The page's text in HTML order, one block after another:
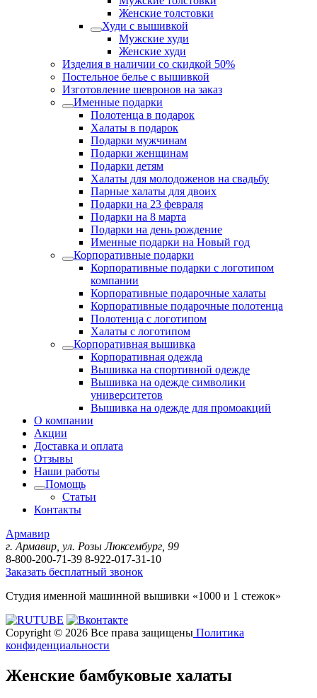
Женские толстовки
Худи с вышивкой
Мужские худи
Женские худи
Изделия в наличии со скидкой 50%
Постельное белье с вышивкой
Изготовление шевронов на заказ
Именные подарки
Полотенца в подарок
Халаты в подарок
Подарки мужчинам
Подарки женщинам
Подарки детям
Халаты для молодоженов на свадьбу
Парные халаты для двоих
Подарки на 23 февраля
Подарки на 8 марта
Подарки на день рождение
Именные подарки на Новый год
Корпоративные подарки
Корпоративные подарки с логотипом
компании
Корпоративные подарочные халаты
Корпоративные подарочные полотенца
Полотенца с логотипом
Халаты с логотипом
Корпоративная вышивка
Корпоративная одежда
Вышивка на спортивной одежде
Вышивка на одежде символики
университетов
Вышивка на одежде для промоакций
О компании
Акции
Доставка и оплата
Отзывы
Наши работы
Помощь
Статьи
Контакты
Армавир
г. Армавир, ул. Розы Люксембург, 99
8-800-200-71-39 8-922-017-31-10
Заказать бесплатный звонок
Студия именной машинной вышивки «1000 и 1 стежок»
Copyright © 2026 Все права защищены Политика
конфиденциальности
Женские бамбуковые халаты